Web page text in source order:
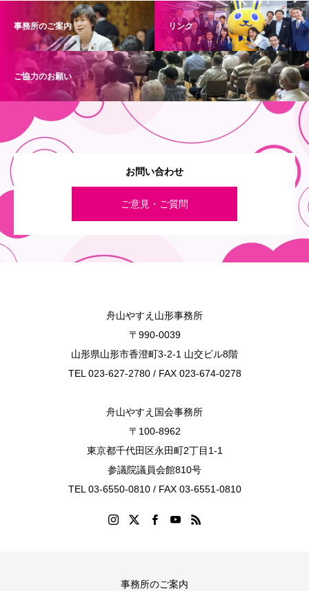
事務所のご案内 リンク
ご協力のお願い
お問い合わせ
ご意見・ご質問
舟山やすえ山形事務所
〒990-0039
山形県山形市香澄町3-2-1 山交ビル8階
TEL 023-627-2780 / FAX 023-674-0278
舟山やすえ国会事務所
〒100-8962
東京都千代田区永田町2丁目1-1
参議院議員会館810号
TEL 03-6550-0810 / FAX 03-6551-0810
事務所のご案内